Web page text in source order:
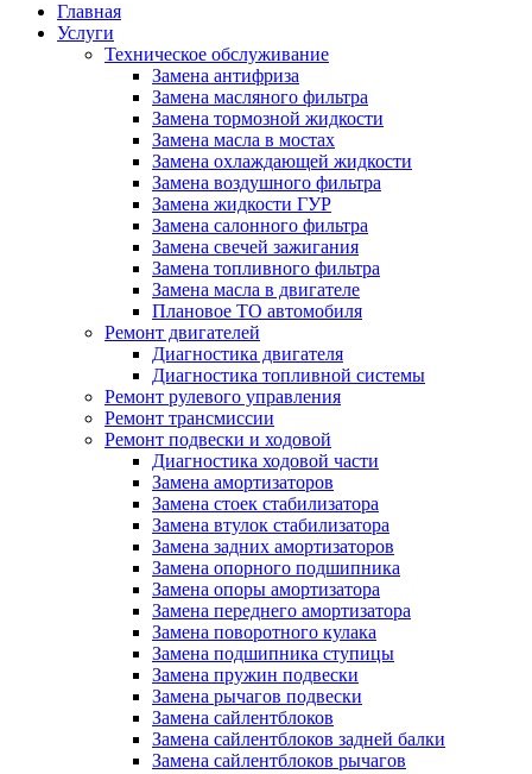
Главная
Услуги
Техническое обслуживание
Замена антифриза
Замена масляного фильтра
Замена тормозной жидкости
Замена масла в мостах
Замена охлаждающей жидкости
Замена воздушного фильтра
Замена жидкости ГУР
Замена салонного фильтра
Замена свечей зажигания
Замена топливного фильтра
Замена масла в двигателе
Плановое ТО автомобиля
Ремонт двигателей
Диагностика двигателя
Диагностика топливной системы
Ремонт рулевого управления
Ремонт трансмиссии
Ремонт подвески и ходовой
Диагностика ходовой части
Замена амортизаторов
Замена стоек стабилизатора
Замена втулок стабилизатора
Замена задних амортизаторов
Замена опорного подшипника
Замена опоры амортизатора
Замена переднего амортизатора
Замена поворотного кулака
Замена подшипника ступицы
Замена пружин подвески
Замена рычагов подвески
Замена сайлентблоков
Замена сайлентблоков задней балки
Замена сайлентблоков рычагов